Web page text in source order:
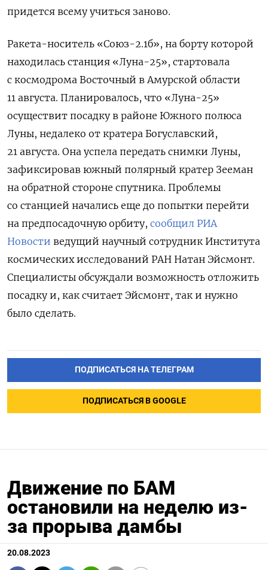
придется всему учиться заново.
Ракета-носитель «Союз-2.1б», на борту которой
находилась станция «Луна-25», стартовала
с космодрома Восточный в Амурской области
11 августа. Планировалось, что «Луна-25»
осуществит посадку в районе Южного полюса
Луны, недалеко от кратера Богуславский,
21 августа. Она успела передать снимки Луны,
зафиксировав южный полярный кратер Зееман
на обратной стороне спутника. Проблемы
со станцией начались еще до попытки перейти
на предпосадочную орбиту, сообщил РИА
Новости ведущий научный сотрудник Института
космических исследований РАН Натан Эйсмонт.
Специалисты обсуждали возможность отложить
посадку и, как считает Эйсмонт, так и нужно
было сделать.
ПОДПИСАТЬСЯ НА ТЕЛЕГРАМ
ПОДПИСАТЬСЯ В GOOGLE
Движение по БАМ
остановили на неделю из-
за прорыва дамбы
20.08.2023